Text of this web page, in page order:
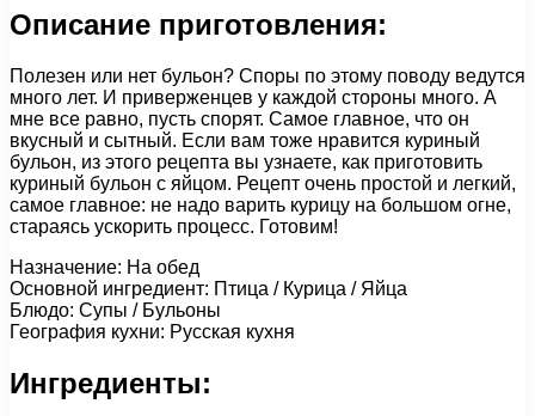
Описание приготовления:
Полезен или нет бульон? Споры по этому поводу ведутся
много лет. И приверженцев у каждой стороны много. А
мне все равно, пусть спорят. Самое главное, что он
вкусный и сытный. Если вам тоже нравится куриный
бульон, из этого рецепта вы узнаете, как приготовить
куриный бульон с яйцом. Рецепт очень простой и легкий,
самое главное: не надо варить курицу на большом огне,
стараясь ускорить процесс. Готовим!
Назначение: На обед
Основной ингредиент: Птица / Курица / Яйца
Блюдо: Супы / Бульоны
География кухни: Русская кухня
Ингредиенты: